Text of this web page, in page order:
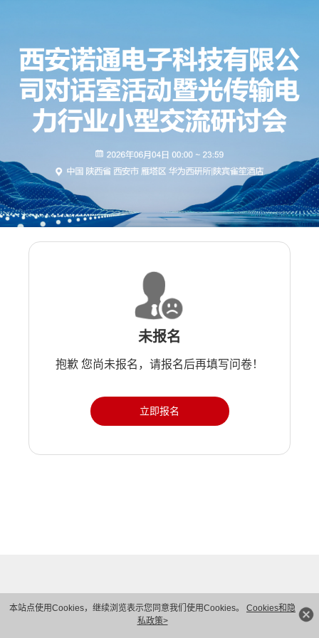
本站点使用Cookies，继续浏览表示您同意我们使用Cookies。 Cookies和隐
私政策>
未报名
抱歉 您尚未报名，请报名后再填写问卷！
立即报名